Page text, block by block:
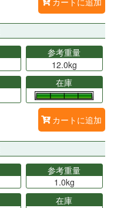
参考重量
12.0kg
在庫
カートに追加
参考重量
1.0kg
在庫